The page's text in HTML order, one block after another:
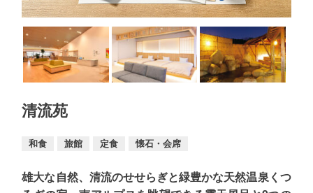
清流苑
和食 旅館 定食 懐石・会席
雄大な自然、清流のせせらぎと緑豊かな天然温泉くつ